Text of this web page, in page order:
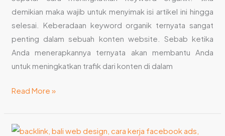
demikian maka wajib untuk menyimak isi artikel ini hingga
selesai. Keberadaan keyword organik ternyata sangat
penting dalam sebuah konten website. Sebab ketika
Anda menerapkannya ternyata akan membantu Anda
untuk meningkatkan trafik dari konten di dalam
Read More »
Penting!